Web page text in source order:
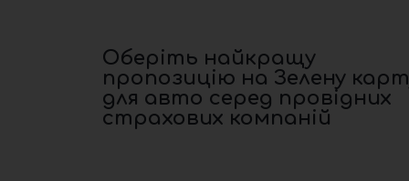
Оберіть найкращу
пропозицію на Зелену
для авто серед провідних
страхових компаній